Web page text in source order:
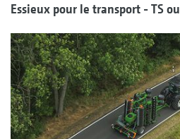
Essieux pour le transport - TS